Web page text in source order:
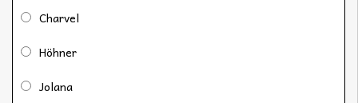
Charvel
Höhner
Jolana